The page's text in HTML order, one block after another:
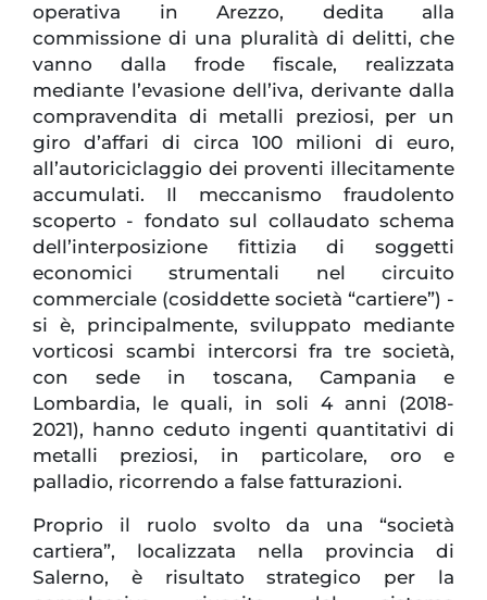
operativa in Arezzo, dedita alla
commissione di una pluralità di delitti, che
vanno dalla frode fiscale, realizzata
mediante l’evasione dell’iva, derivante dalla
compravendita di metalli preziosi, per un
giro d’affari di circa 100 milioni di euro,
all’autoriciclaggio dei proventi illecitamente
accumulati. Il meccanismo fraudolento
scoperto - fondato sul collaudato schema
dell’interposizione fittizia di soggetti
economici strumentali nel circuito
commerciale (cosiddette società “cartiere”) -
si è, principalmente, sviluppato mediante
vorticosi scambi intercorsi fra tre società,
con sede in toscana, Campania e
Lombardia, le quali, in soli 4 anni (2018-
2021), hanno ceduto ingenti quantitativi di
metalli preziosi, in particolare, oro e
palladio, ricorrendo a false fatturazioni.
Proprio il ruolo svolto da una “società
cartiera”, localizzata nella provincia di
Salerno, è risultato strategico per la